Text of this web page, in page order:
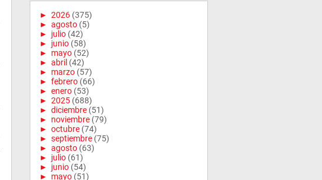
► 2026 (375)
► agosto (5)
► julio (42)
► junio (58)
► mayo (52)
► abril (42)
► marzo (57)
► febrero (66)
► enero (53)
► 2025 (688)
► diciembre (51)
► noviembre (79)
► octubre (74)
► septiembre (75)
► agosto (63)
► julio (61)
► junio (54)
► mayo (51)